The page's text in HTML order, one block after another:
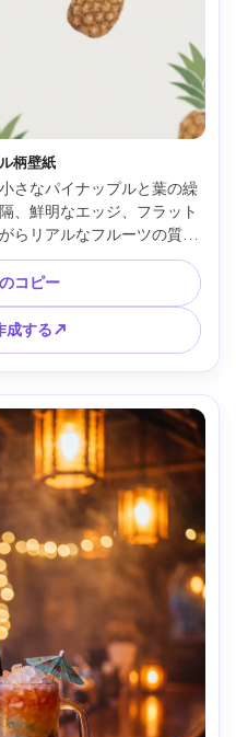
柄壁紙
さなパイナップルと葉の繰
、鮮明なエッジ、フラット
らリアルなフルーツの質感
オ照明、高解像度、モダン
ンズ、浅い被写界深度 --ar
コピー
成する↗